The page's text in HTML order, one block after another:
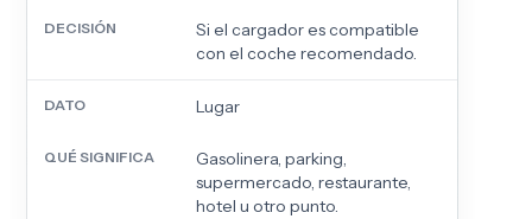
Si el cargador es compatible
con el coche recomendado.
Lugar
Gasolinera, parking,
supermercado, restaurante,
hotel u otro punto.